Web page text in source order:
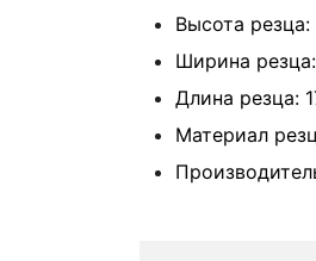
Высота
Ширина
Длина резца:
Материал